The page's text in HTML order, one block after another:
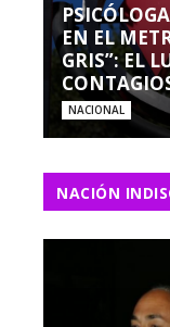
EN EL
GRIS”: EL
NACIONAL
NACIÓN